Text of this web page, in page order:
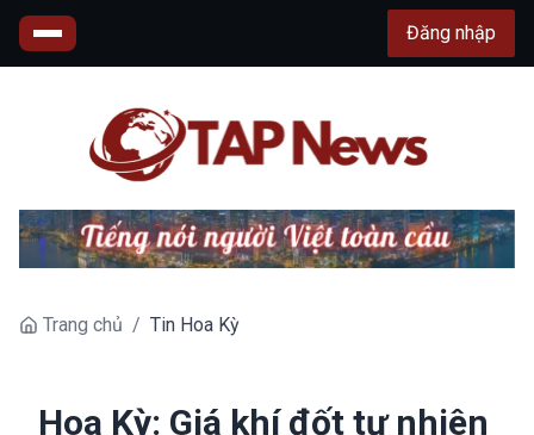
Đăng nhập
Trang chủ / Tin Hoa Kỳ
Hoa Kỳ: Giá khí đốt tự nhiên